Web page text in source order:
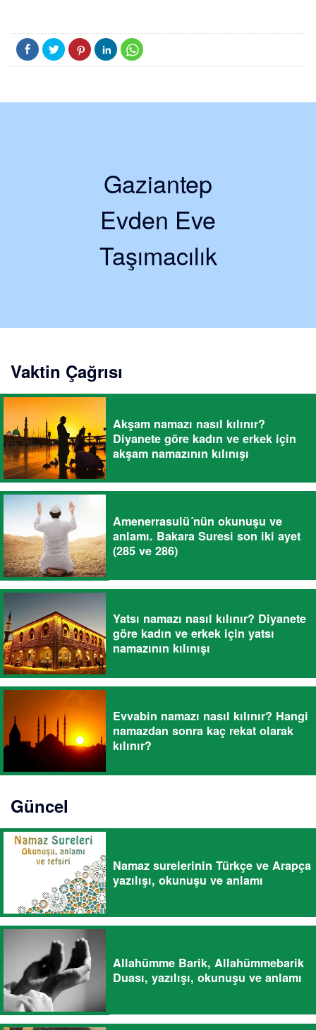
Gaziantep
Evden Eve
Taşımacılık
Vaktin Çağrısı
Akşam namazı nasıl kılınır?
Diyanete göre kadın ve erkek için
akşam namazının kılınışı
Amenerrasulü´nün okunuşu ve
anlamı. Bakara Suresi son iki ayet
(285 ve 286)
Yatsı namazı nasıl kılınır? Diyanete
göre kadın ve erkek için yatsı
namazının kılınışı
Evvabin namazı nasıl kılınır? Hangi
namazdan sonra kaç rekat olarak
kılınır?
Güncel
Namaz surelerinin Türkçe ve Arapça
yazılışı, okunuşu ve anlamı
Allahümme Barik, Allahümmebarik
Duası, yazılışı, okunuşu ve anlamı